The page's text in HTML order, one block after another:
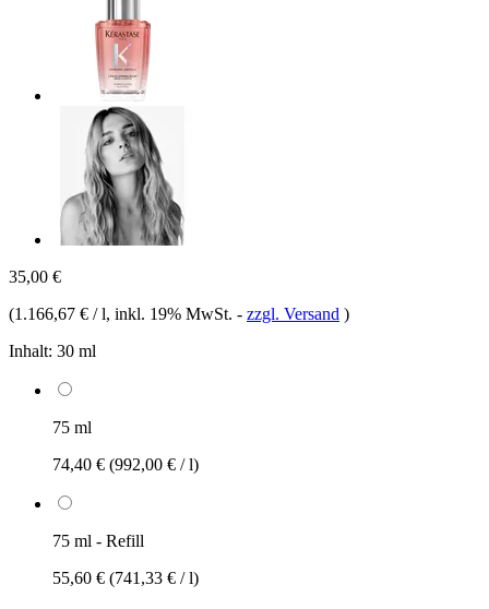
35,00 €
(1.166,67 € / l, inkl. 19% MwSt. - zzgl. Versand )
Inhalt: 30 ml
75 ml
74,40 € (992,00 € / l)
75 ml - Refill
55,60 € (741,33 € / l)